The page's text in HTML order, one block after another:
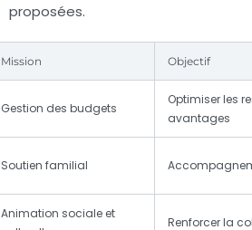
proposées.
Mission Objectif
Gestion des budgets
Optimiser les
avantages
Soutien familial
Animation sociale et
Renforcer la